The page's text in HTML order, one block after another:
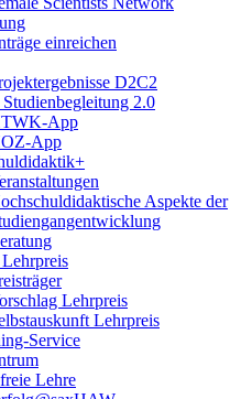
einreichen
D2C2
2.0
App
App
Aspekte der
Lehrpreis
Lehrpreis
Service
Lehre